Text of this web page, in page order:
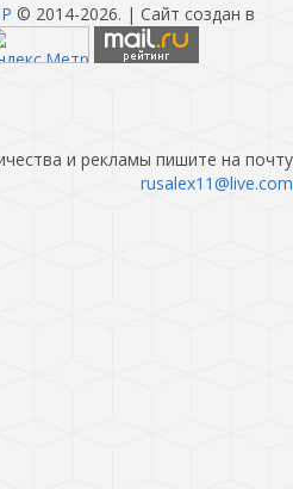
© 2014-2026. | Сайт создан в
и рекламы пишите на почту
rusalex11@live.com